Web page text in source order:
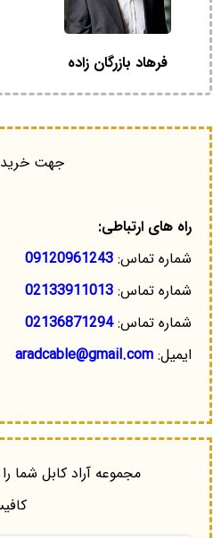
فرهاد بازرگان زاده
جهت خرید
راه های ارتباطی:
شماره تماس: 09120961243
شماره تماس: 02133911013
شماره تماس:02136871294
ایمیل: aradcable@gmail.com
مجموعه آراد کابل شما